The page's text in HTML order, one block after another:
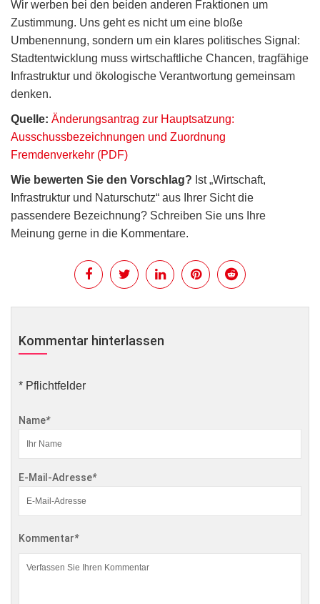
Wir werben bei den beiden anderen Fraktionen um
Zustimmung. Uns geht es nicht um eine bloße
Umbenennung, sondern um ein klares politisches Signal:
Stadtentwicklung muss wirtschaftliche Chancen, tragfähige
Infrastruktur und ökologische Verantwortung gemeinsam
denken.
Quelle: Änderungsantrag zur Hauptsatzung:
Ausschussbezeichnungen und Zuordnung
Fremdenverkehr (PDF)
Wie bewerten Sie den Vorschlag? Ist „Wirtschaft,
Infrastruktur und Naturschutz“ aus Ihrer Sicht die
passendere Bezeichnung? Schreiben Sie uns Ihre
Meinung gerne in die Kommentare.
Kommentar hinterlassen
* Pflichtfelder
Name*
E-Mail-Adresse*
Kommentar*